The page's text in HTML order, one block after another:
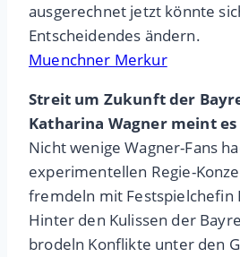
ausgerechnet jetzt könnte
Entscheidendes ändern.
Muenchner Merkur
Streit um Zukunft der
Katharina Wagner meint
Nicht wenige Wagner-Fans
experimentellen Regie-
fremdeln mit Festspielchefin
Hinter den Kulissen der
brodeln Konflikte unter den